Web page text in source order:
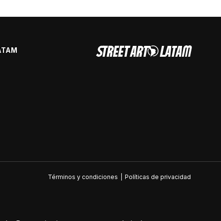
Términos y condiciones Políticas de privacidad